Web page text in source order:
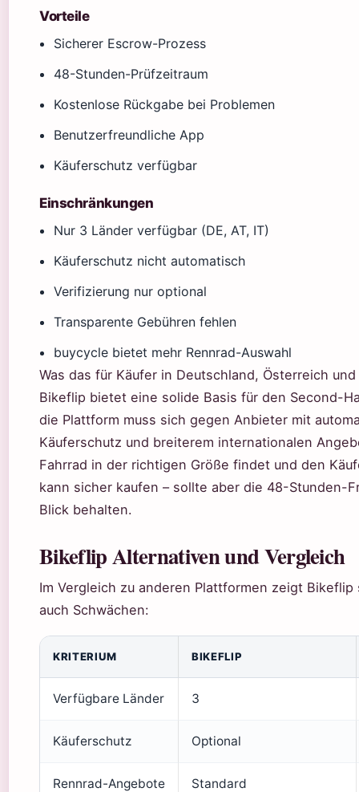
Vorteile
Sicherer Escrow-Prozess
48-Stunden-Prüfzeitraum
Kostenlose Rückgabe bei Problemen
Benutzerfreundliche App
Käuferschutz verfügbar
Einschränkungen
Nur 3 Länder verfügbar (DE, AT, IT)
Käuferschutz nicht automatisch
Verifizierung nur optional
Transparente Gebühren fehlen
buycycle bietet mehr Rennrad-Auswahl
Was das für Käufer in Deutschland, Österreich
Bikeflip bietet eine solide Basis für den Second-
die Plattform muss sich gegen Anbieter mit
Käuferschutz und breiterem internationalen
Fahrrad in der richtigen Größe findet und den
kann sicher kaufen – sollte aber die 48-Stunden-
Blick behalten.
Bikeflip Alternativen und Vergleich
Im Vergleich zu anderen Plattformen zeigt Bikeflip
auch Schwächen:
KRITERIUM BIKEFLIP
Verfügbare Länder 3
Käuferschutz Optional
Rennrad-Angebote Standard